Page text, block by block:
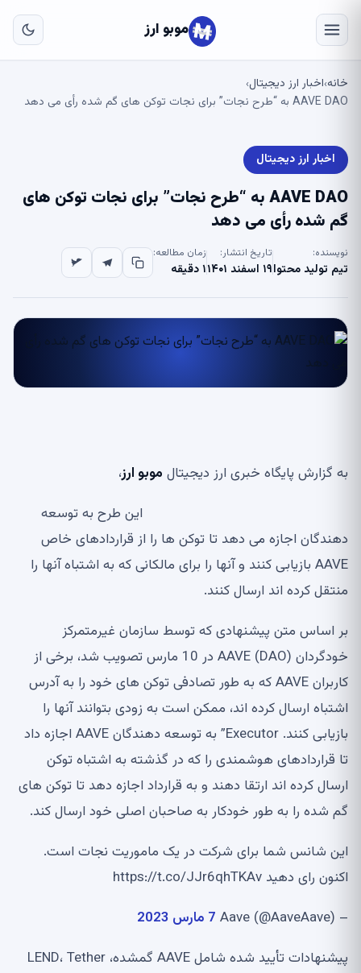
موبو ارز
خانه›اخبار ارز دیجیتال›
AAVE DAO به “طرح نجات” برای نجات توکن های گم شده رأی می دهد
اخبار ارز دیجیتال
AAVE DAO به “طرح نجات” برای نجات توکن های
گم شده رأی می دهد
نویسنده:
تیم تولید محتوا
تاریخ انتشار:
۱۹ اسفند ۱۴۰۱
زمان مطالعه:
۱ دقیقه
به گزارش پایگاه خبری ارز دیجیتال موبو ارز،
این طرح به توسعه
دهندگان اجازه می دهد تا توکن ها را از قراردادهای خاص
AAVE بازیابی کنند و آنها را برای مالکانی که به اشتباه آنها را
منتقل کرده اند ارسال کنند.
بر اساس متن پیشنهادی که توسط سازمان غیرمتمرکز
خودگردان AAVE (DAO) در 10 مارس تصویب شد، برخی از
کاربران AAVE که به طور تصادفی توکن های خود را به آدرس
اشتباه ارسال کرده اند، ممکن است به زودی بتوانند آنها را
بازیابی کنند. Executor” به توسعه دهندگان AAVE اجازه داد
تا قراردادهای هوشمندی را که در گذشته به اشتباه توکن
ارسال کرده اند ارتقا دهند و به قرارداد اجازه دهد تا توکن های
گم شده را به طور خودکار به صاحبان اصلی خود ارسال کند.
این شانس شما برای شرکت در یک ماموریت نجات است.
اکنون رای دهید https://t.co/JJr6qhTKAv
– Aave (@AaveAave)
7 مارس 2023
پیشنهادات تأیید شده شامل AAVE گمشده، LEND، Tether